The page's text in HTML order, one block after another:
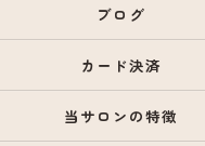
ブログ
カード決済
当サロンの特徴